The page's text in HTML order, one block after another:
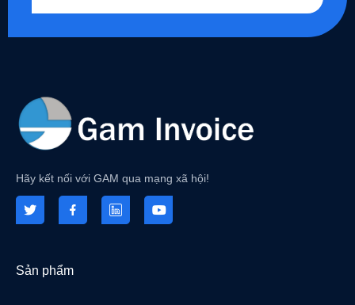
Hãy kết nối với GAM qua mạng xã hội!
Sản phẩm